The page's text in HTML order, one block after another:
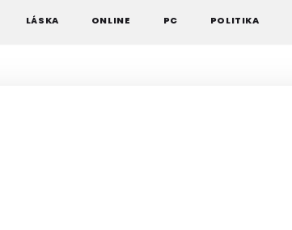
LÁSKA ONLINE PC POLITIKA